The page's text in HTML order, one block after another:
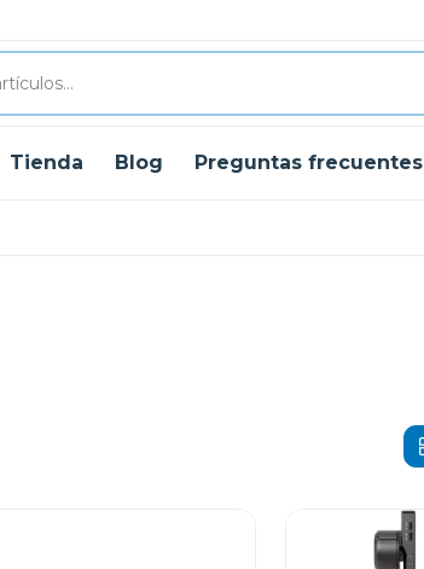
Tienda Blog Preguntas frecuentes